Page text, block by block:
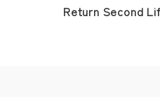
Return Second